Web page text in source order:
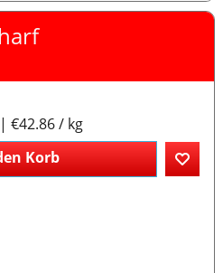
€42.86/ kg
Korb